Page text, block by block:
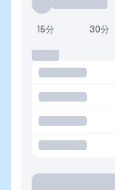
15分 30分